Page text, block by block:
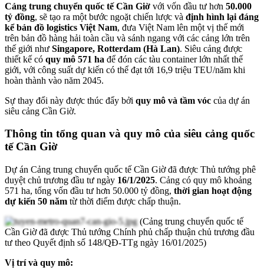
Cảng trung chuyển quốc tế Cần Giờ với vốn đầu tư hơn 50.000
tỷ đồng, sẽ tạo ra một bước ngoặt chiến lược và định hình lại đáng
kể bản đồ logistics Việt Nam, đưa Việt Nam lên một vị thế mới
trên bản đồ hàng hải toàn cầu và sánh ngang với các cảng lớn trên
thế giới như Singapore, Rotterdam (Hà Lan). Siêu cảng được
thiết kế có quy mô 571 ha để đón các tàu container lớn nhất thế
giới, với công suất dự kiến có thể đạt tới 16,9 triệu TEU/năm khi
hoàn thành vào năm 2045.
Sự thay đổi này được thúc đẩy bởi quy mô và tầm vóc của dự án
siêu cảng Cần Giờ.
Thông tin tổng quan và quy mô của siêu cảng quốc
tế Cần Giờ
Dự án Cảng trung chuyển quốc tế Cần Giờ đã được Thủ tướng phê
duyệt chủ trương đầu tư ngày 16/1/2025. Cảng có quy mô khoảng
571 ha, tổng vốn đầu tư hơn 50.000 tỷ đồng, thời gian hoạt động
dự kiến 50 năm từ thời điểm được chấp thuận.
(Cảng trung chuyển quốc tế
Cần Giờ đã được Thủ tướng Chính phủ chấp thuận chủ trương đầu
tư theo Quyết định số 148/QĐ-TTg ngày 16/01/2025)
Vị trí và quy mô: